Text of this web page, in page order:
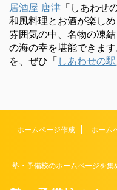
居酒屋 唐津 「しあわせ
和風料理とお酒が楽し
雰囲気の中、名物の凍
の海の幸を堪能できま
を、ぜひ「 しあわせの駅
ホームページ作成 ホーム
塾・予備校のホームページを